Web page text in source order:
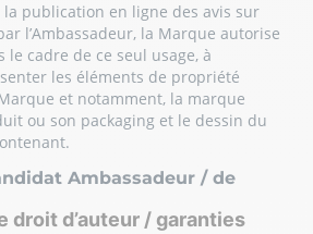
la publication en ligne des avis sur
l’Ambassadeur, la Marque autorise
le cadre de ce seul usage, à
les éléments de propriété
et notamment, la marque
ou son packaging et le dessin du
Ambassadeur / de
droit d’auteur / garanties